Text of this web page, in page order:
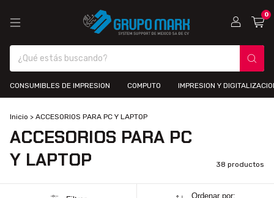
0
CONSUMIBLES DE IMPRESION COMPUTO IMPRESION Y
Inicio > ACCESORIOS PARA PC Y LAPTOP
ACCESORIOS PARA PC
Y LAPTOP
38 productos
Ordenar por: